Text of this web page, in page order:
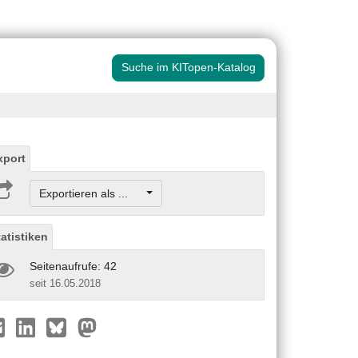
Suche im KITopen-Katalog
Exportieren als ...
Seitenaufrufe: 42
seit 16.05.2018